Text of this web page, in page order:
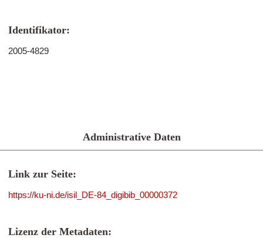
Identifikator:
2005-4829
Administrative Daten
Link zur Seite:
https://ku-ni.de/isil_DE-84_digibib_00000372
Lizenz der Metadaten: